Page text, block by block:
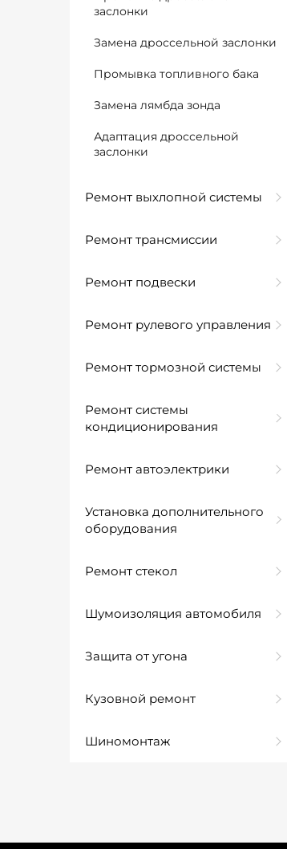
заслонки
Замена дроссельной заслонки
Промывка топливного бака
Замена лямбда зонда
Адаптация дроссельной
заслонки
Ремонт выхлопной системы
Ремонт трансмиссии
Ремонт подвески
Ремонт рулевого управления
Ремонт тормозной системы
Ремонт системы
кондиционирования
Ремонт автоэлектрики
Установка дополнительного
оборудования
Ремонт стекол
Шумоизоляция автомобиля
Защита от угона
Кузовной ремонт
Шиномонтаж